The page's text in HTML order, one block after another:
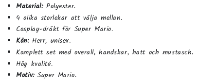
Material: Polyester.
4 olika storlekar att välja mellan.
Cosplay-dräkt för Super Mario.
Kön:Herr, unisex.
Komplett set med overall, handskar, hatt och mustasch.
Hög kvalité.
Motiv:Super Mario.